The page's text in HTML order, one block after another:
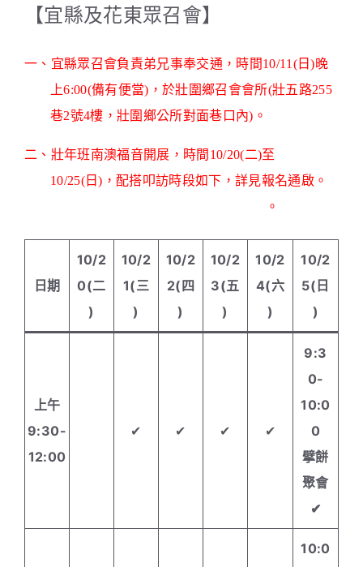
【宜縣及花東眾召會】
一、宜縣眾召會負責弟兄事奉交通，時間10/11(日)晚
上6:00(備有便當)，於壯圍鄉召會會所(壯五路255
巷2號4樓，壯圍鄉公所對面巷口內)。
二、壯年班南澳福音開展，時間10/20(二)至
10/25(日)，配搭叩訪時段如下，詳見報名通啟。
。
日期
10/2
0(二
)
10/2
1(三
)
10/2
2(四
)
10/2
3(五
)
10/2
4(六
)
10/2
5(日
)
上午
9:30-
12:00
✔ ✔ ✔ ✔
9:3
0-
10:0
0
擘餅
聚會
✔
10:0